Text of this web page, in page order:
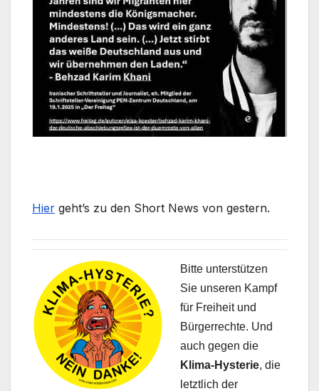
Hier geht’s zu den Short News von gestern.
Bitte unterstützen
Sie unseren Kampf
für Freiheit und
Bürgerrechte. Und
auch gegen die
Klima-Hysterie, die
letztlich der